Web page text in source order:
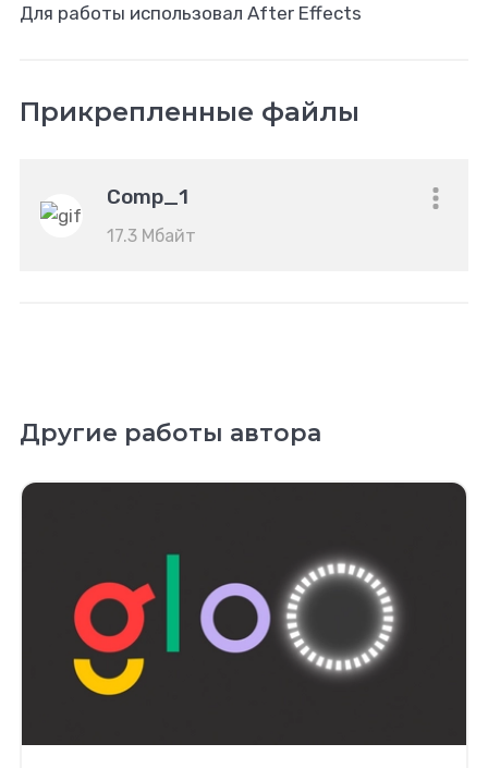
Для работы использовал After Effects
Прикрепленные файлы
Comp_1
17.3 Мбайт
Другие работы автора